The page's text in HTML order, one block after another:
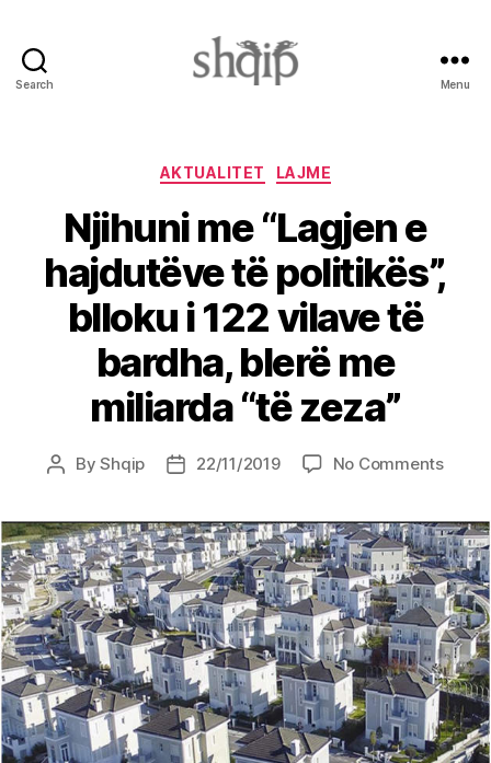
Search Menu
Categories
AKTUALITET LAJME
Njihuni me “Lagjen e
hajdutëve të politikës”,
blloku i 122 vilave të
bardha, blerë me
miliarda “të zeza”
PostByShqip
Post22/11/2019 No Commentson
e
të
blloku
i
122
vilave
të